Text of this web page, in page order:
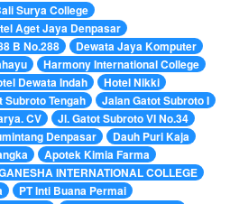
Surya College
Aget Jaya Denpasar
B No.288
Dewata Jaya Komputer
Harmony International College
Dewata Indah
Hotel Nikki
Subroto Tengah
Jalan Gatot Subroto I
CV
Jl. Gatot Subroto VI No.34
Denpasar
Dauh Puri Kaja
Apotek Kimia Farma
INTERNATIONAL COLLEGE
PT Inti Buana Permai